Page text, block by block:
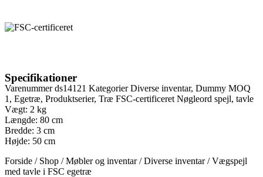
Specifikationer
Varenummerds14121 Kategorier Diverse inventar, Dummy MOQ
1 , Egetræ, Produktserier, Træ FSC-certificeret Nøgleord spejl, tavle
Vægt: 2 kg
Længde: 80 cm
Bredde: 3 cm
Højde: 50 cm
Forside / Shop /Møbler og inventar/Diverse inventar/Vægspejl
med tavle i FSC egetræ